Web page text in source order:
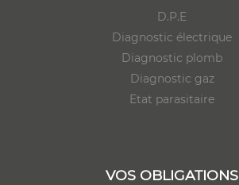
D.P.E
Diagnostic électrique
Diagnostic plomb
Diagnostic gaz
Etat parasitaire
VOS OBLIGATIONS